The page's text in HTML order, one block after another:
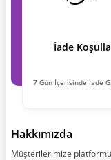
İade
7 Gün İçerisinde İade
Hakkımızda
Müşterilerimize